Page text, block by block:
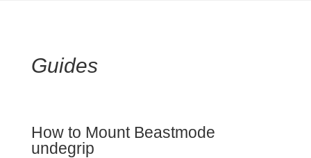
Guides
How to Mount Beastmode
undegrip